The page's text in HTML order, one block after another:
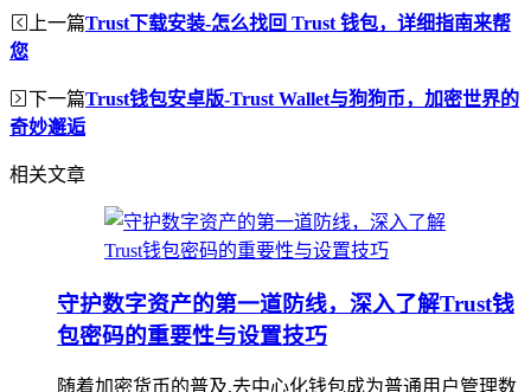
上一篇Trust下载安装-怎么找回 Trust 钱包，详细指南来帮
您
下一篇Trust钱包安卓版-Trust Wallet与狗狗币，加密世界的
奇妙邂逅
相关文章
守护数字资产的第一道防线，深入了解Trust钱
包密码的重要性与设置技巧
随着加密货币的普及,去中心化钱包成为普通用户管理数